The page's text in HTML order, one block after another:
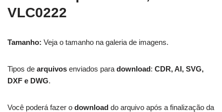
VLC0222
Tamanho: Veja o tamanho na galeria de imagens.
Tipos de arquivos enviados para download: CDR, AI, SVG,
DXF e DWG.
Você poderá fazer o download do arquivo após a finalização da